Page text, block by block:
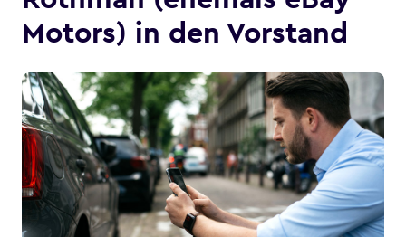
Motors) in den Vorstand